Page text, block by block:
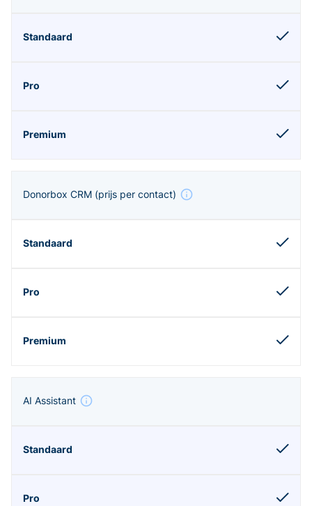
Donorbox CRM (prijs per contact)
AI Assistant